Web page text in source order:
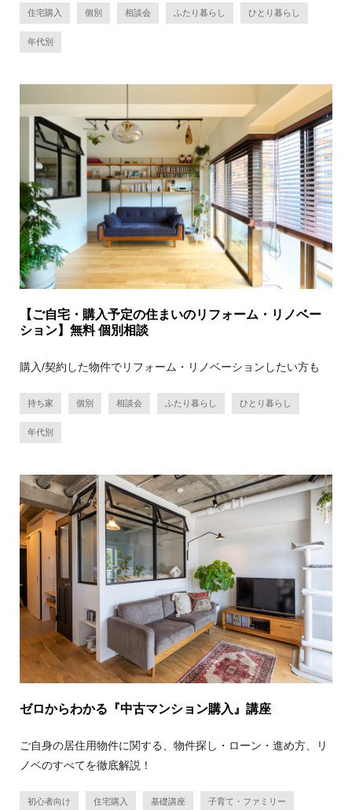
住宅購入 個別 相談会 ふたり暮らし ひとり暮らし
年代別
【ご自宅・購入予定の住まいのリフォーム・リノベー
ション】無料 個別相談
購入/契約した物件でリフォーム・リノベーションしたい方も
持ち家 個別 相談会 ふたり暮らし ひとり暮らし
年代別
ゼロからわかる『中古マンション購入』講座
ご自身の居住用物件に関する、物件探し・ローン・進め方、リ
ノベのすべてを徹底解説！
初心者向け 住宅購入 基礎講座 子育て・ファミリー